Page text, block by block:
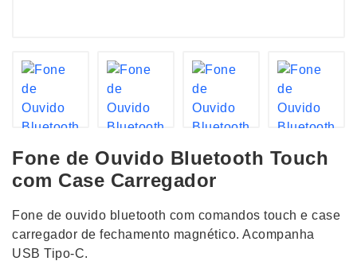
Fone de Ouvido Bluetooth Touch
com Case Carregador
Fone de ouvido bluetooth com comandos touch e case
carregador de fechamento magnético. Acompanha
USB Tipo-C.